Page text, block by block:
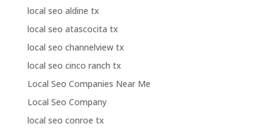
local seo aldine tx
local seo atascocita tx
local seo channelview tx
local seo cinco ranch tx
Local Seo Companies Near Me
Local Seo Company
local seo conroe tx